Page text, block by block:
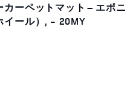
ーペットマット – エボニ
イール）, - 20MY